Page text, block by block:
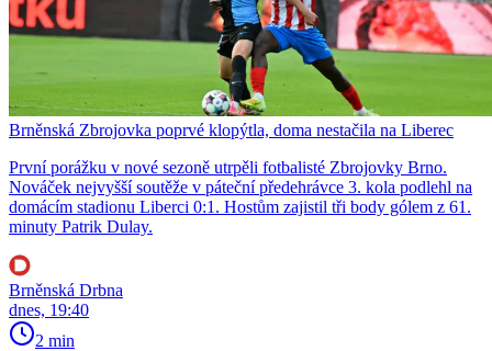
Brněnská Zbrojovka poprvé klopýtla, doma nestačila na Liberec
První porážku v nové sezoně utrpěli fotbalisté Zbrojovky Brno.
Nováček nejvyšší soutěže v páteční předehrávce 3. kola podlehl na
domácím stadionu Liberci 0:1. Hostům zajistil tři body gólem z 61.
minuty Patrik Dulay.
Brněnská Drbna
dnes, 19:40
2 min